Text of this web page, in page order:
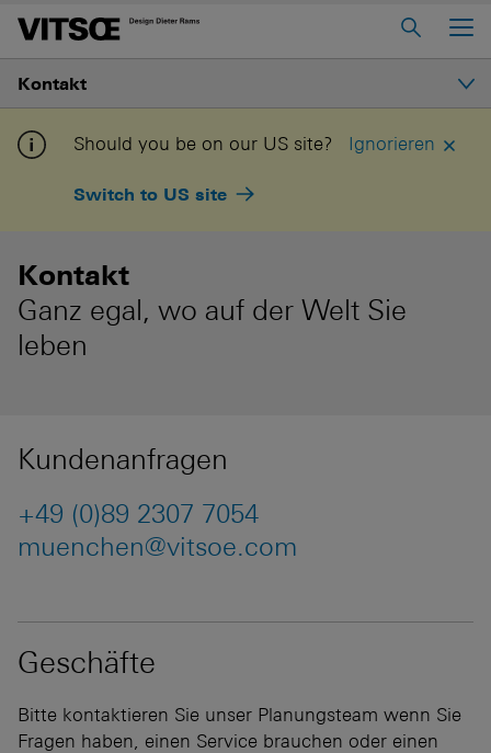
Home
Über Uns
Sesselprogramm 620
In “Mein Vitsœ” einloggen
Kontakt
Voice
Kontakt
Kontakt
Vitsœ in Ihrer Nähe
Should you be on our US site?
Switch to US site
Ignorieren
Kontakt
Ganz egal, wo auf der Welt Sie
leben
Kundenanfragen
+49 (0)89 2307 7054
muenchen@vitsoe.com
Geschäfte
Bitte kontaktieren Sie unser Planungsteam wenn Sie
Fragen haben, einen Service brauchen oder einen